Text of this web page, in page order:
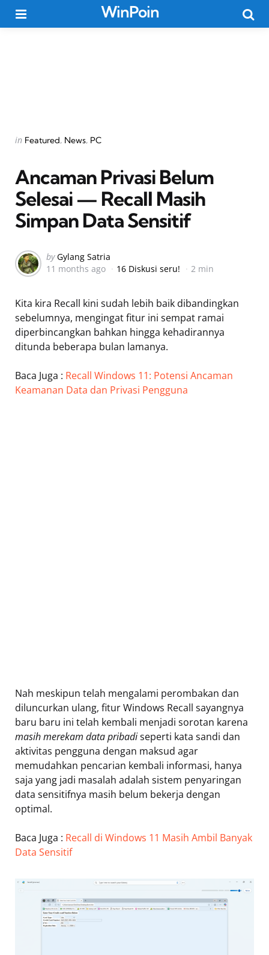
WinPoin
Categories
Posted
in Featured News PC
Ancaman Privasi Belum
Selesai — Recall Masih
Simpan Data Sensitif
Posted
by
by Gylang Satria
11 months ago
16 Diskusi seru! 2 min
Kita kira Recall kini sudah lebih baik dibandingkan
sebelumnya, mengingat fitur ini sempat ramai
diperbincangkan bahkan hingga kehadirannya
ditunda beberapa bulan lamanya.
Baca Juga : Recall Windows 11: Potensi Ancaman
Keamanan Data dan Privasi Pengguna
Nah meskipun telah mengalami perombakan dan
diluncurkan ulang, fitur Windows Recall sayangnya
baru baru ini telah kembali menjadi sorotan karena
masih merekam data pribadiseperti kata sandi dan
aktivitas pengguna dengan maksud agar
memudahkan pencarian kembali informasi, hanya
saja yang jadi masalah adalah sistem penyaringan
data sensitifnya masih belum bekerja dengan
optimal.
Baca Juga : Recall di Windows 11 Masih Ambil Banyak
Data Sensitif